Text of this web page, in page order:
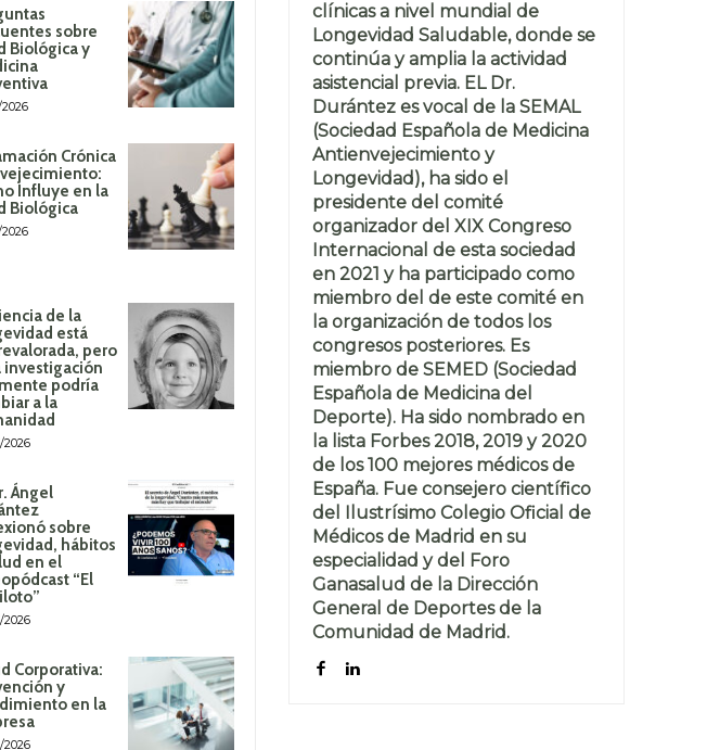
sobre
Biológica y
Crónica
Influye en la
Biológica
de la
está
pero
investigación
podría
a la
2026
Ángel
sobre
hábitos
en el
“El
2026
Corporativa:
y
en la
2026
clínicas a nivel mundial de
Longevidad Saludable, donde se
continúa y amplia la actividad
asistencial previa. EL Dr.
Durántez es vocal de la SEMAL
(Sociedad Española de Medicina
Antienvejecimiento y
Longevidad), ha sido el
presidente del comité
organizador del XIX Congreso
Internacional de esta sociedad
en 2021 y ha participado como
miembro del de este comité en
la organización de todos los
congresos posteriores. Es
miembro de SEMED (Sociedad
Española de Medicina del
Deporte). Ha sido nombrado en
la lista Forbes 2018, 2019 y 2020
de los 100 mejores médicos de
España. Fue consejero científico
del Ilustrísimo Colegio Oficial de
Médicos de Madrid en su
especialidad y del Foro
Ganasalud de la Dirección
General de Deportes de la
Comunidad de Madrid.